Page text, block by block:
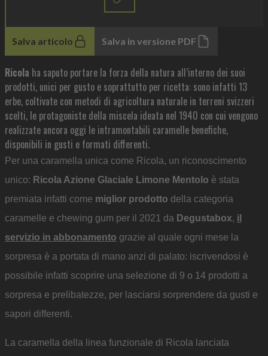
Salva articolo Salva in versione PDF
Ricola ha saputo portare la forza della natura all’interno dei suoi
prodotti, unici per gusto e soprattutto per ricetta: sono infatti 13
erbe, coltivate con metodi di agricoltura naturale in terreni svizzeri
scelti, le protagoniste della miscela ideata nel 1940 con cui vengono
realizzate ancora oggi le intramontabili caramelle benefiche,
disponibili in gusti e formati differenti.
Per una caramella unica come Ricola, un riconoscimento
unico: Ricola Azione Glaciale Limone Mentolo è stata
premiata infatti come miglior prodotto della categoria
caramelle e chewing gum per il 2021 da Degustabox, il
servizio in abbonamento grazie al quale ogni mese la
sorpresa è a portata di mano anzi di palato: iscrivendosi è
possibile infatti scoprire una selezione di 9 o 14 prodotti a
sorpresa e prelibatezze, per lasciarsi sorprendere da gusti e
sapori differenti.
La caramella della linea funzionale di Ricola lanciata